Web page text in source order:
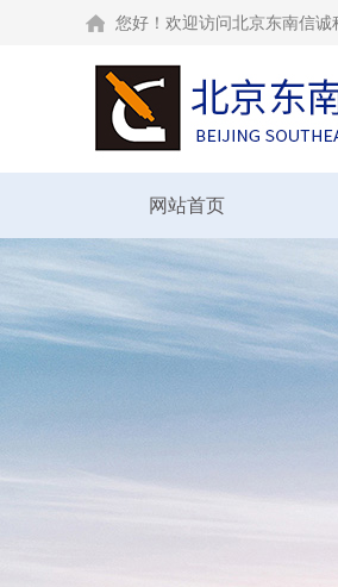
您好！欢迎访问北京东南信诚
网站首页